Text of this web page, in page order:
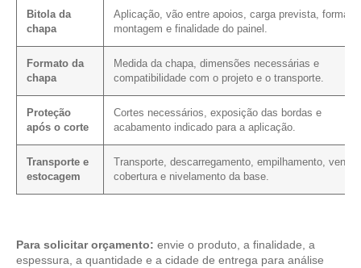
Bitola da
chapa
Aplicação, vão entre apoios, carga prevista, forma
montagem e finalidade do painel.
Formato da
chapa
Medida da chapa, dimensões necessárias e
compatibilidade com o projeto e o transporte.
Proteção
após o corte
Cortes necessários, exposição das bordas e
acabamento indicado para a aplicação.
Transporte e
estocagem
Transporte, descarregamento, empilhamento,
cobertura e nivelamento da base.
Para solicitar orçamento: envie o produto, a finalidade, a
espessura, a quantidade e a cidade de entrega para análise